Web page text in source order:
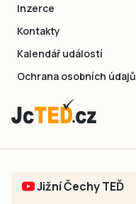
Inzerce
Kontakty
Kalendář událostí
Ochrana osobních údajů
Jižní Čechy TEĎ